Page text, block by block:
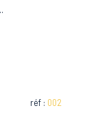
réf : 002